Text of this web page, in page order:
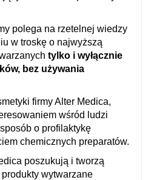
polega na rzetelnej wiedzy
w troskę o najwyższą
tylko i wyłącznie
bez używania
firmy Alter Medica,
wśród ludzi
o profilaktykę
chemicznych preparatów.
poszukują i tworzą
wytwarzane